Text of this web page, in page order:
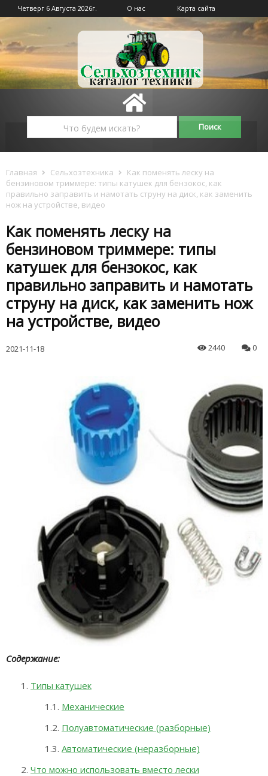
Четверг 6 Августа 2026г. О нас Карта сайта
Главная Сельхозтехника
Как поменять леску на
бензиновом триммере: типы катушек для бензокос, как
правильно заправить и намотать струну на диск, как заменить
нож на устройстве, видео
Как поменять леску на
бензиновом триммере: типы
катушек для бензокос, как
правильно заправить и намотать
струну на диск, как заменить нож
на устройстве, видео
2021-11-18 2440 0
Содержание:
Типы катушек
Механические
Полуавтоматические (разборные)
Автоматические (неразборные)
Что можно использовать вместо лески